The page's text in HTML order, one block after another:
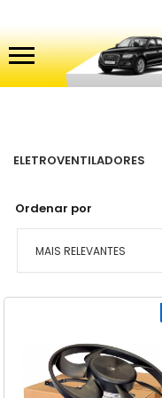
ELETROVENTILADORES
Ordenar por
MAIS RELEVANTES
MAIS VENDIDOS
MENOR PREÇO
MAIOR PREÇO